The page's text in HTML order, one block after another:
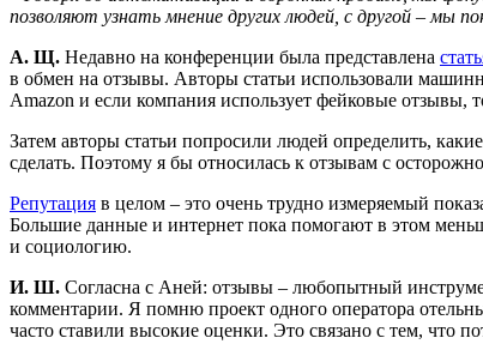
позволяют узнать мнение других людей, с другой – мы
А. Щ. Недавно на конференции была представлена
в обмен на отзывы. Авторы статьи использовали
Amazon и если компания использует фейковые отзывы,
Затем авторы статьи попросили людей определить,
сделать. Поэтому я бы относилась к отзывам с
Репутация в целом – это очень трудно измеряемый
Большие данные и интернет пока помогают в этом
и социологию.
И. Ш. Согласна с Аней: отзывы – любопытный
комментарии. Я помню проект одного оператора
часто ставили высокие оценки. Это связано с тем, что